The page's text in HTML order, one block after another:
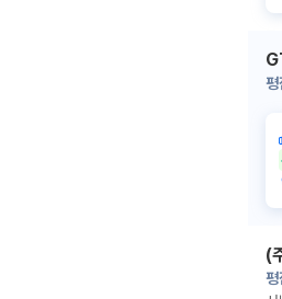
평
(
평